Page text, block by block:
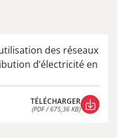
des réseaux
d’électricité en
TÉLÉCHARGER
(PDF / 675,36 KB)